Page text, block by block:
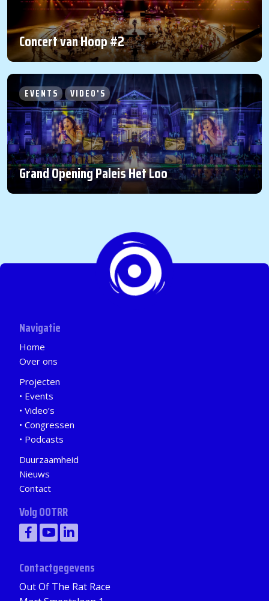
Concert van Hoop #2
EVENTS VIDEO'S
Grand Opening Paleis Het Loo
Contactgegevens
Out Of The Rat Race
Volg OOTRR
Navigatie
Home
Over ons
Projecten
Events
Video’s
Congressen
Podcasts
Duurzaamheid
Nieuws
Contact